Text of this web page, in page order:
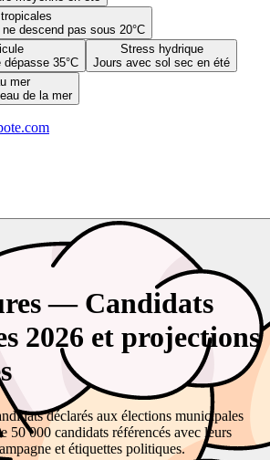
descend pas sous 20°C
35°C
Stress hydrique
Jours avec sol sec en été
mer
de la mer
— Candidats
2026 et projections
déclarés aux élections municipales
50 000 candidats référencés avec leurs
et étiquettes politiques.